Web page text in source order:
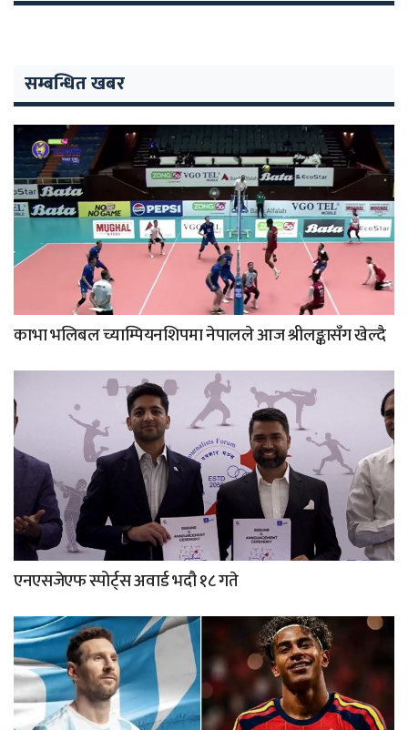
सम्बन्धित खबर
काभा भलिबल च्याम्पियनशिपमा नेपालले आज श्रीलङ्कासँग खेल्दै
एनएसजेएफ स्पोर्ट्स अवार्ड भदौ १८ गते